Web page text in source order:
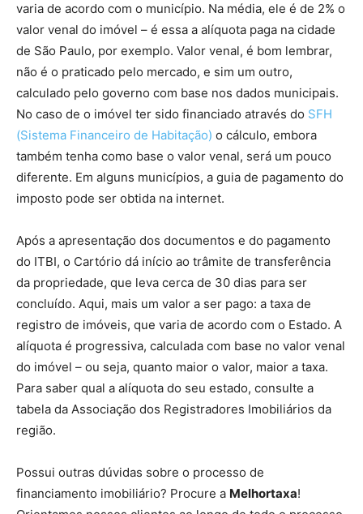
varia de acordo com o município. Na média, ele é de 2% o
valor venal do imóvel – é essa a alíquota paga na cidade
de São Paulo, por exemplo. Valor venal, é bom lembrar,
não é o praticado pelo mercado, e sim um outro,
calculado pelo governo com base nos dados municipais.
No caso de o imóvel ter sido financiado através do SFH
(Sistema Financeiro de Habitação) o cálculo, embora
também tenha como base o valor venal, será um pouco
diferente. Em alguns municípios, a guia de pagamento do
imposto pode ser obtida na internet.
Após a apresentação dos documentos e do pagamento
do ITBI, o Cartório dá início ao trâmite de transferência
da propriedade, que leva cerca de 30 dias para ser
concluído. Aqui, mais um valor a ser pago: a taxa de
registro de imóveis, que varia de acordo com o Estado. A
alíquota é progressiva, calculada com base no valor venal
do imóvel – ou seja, quanto maior o valor, maior a taxa.
Para saber qual a alíquota do seu estado, consulte a
tabela da Associação dos Registradores Imobiliários da
região.
Possui outras dúvidas sobre o processo de
financiamento imobiliário? Procure a Melhortaxa!